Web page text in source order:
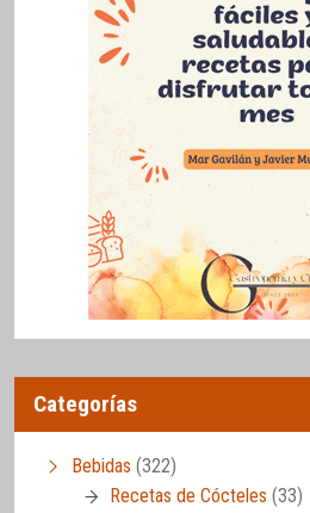
Categorías
Bebidas (322)
Recetas de Cócteles (33)